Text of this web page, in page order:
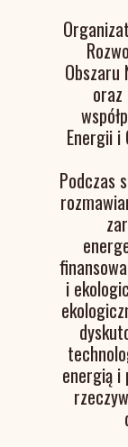
Obszaru
oraz
Energii i
Podczas
i
energią i